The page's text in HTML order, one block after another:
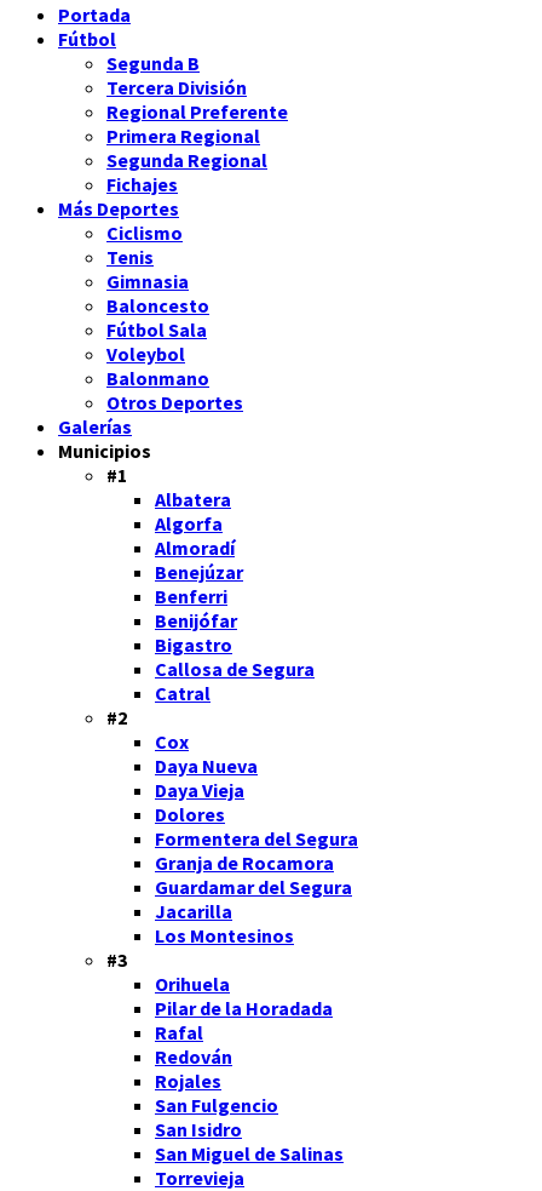
Portada
Fútbol
Segunda B
Tercera División
Regional Preferente
Primera Regional
Segunda Regional
Fichajes
Más Deportes
Ciclismo
Tenis
Gimnasia
Baloncesto
Fútbol Sala
Voleybol
Balonmano
Otros Deportes
Galerías
Municipios
#1
Albatera
Algorfa
Almoradí
Benejúzar
Benferri
Benijófar
Bigastro
Callosa de Segura
Catral
#2
Cox
Daya Nueva
Daya Vieja
Dolores
Formentera del Segura
Granja de Rocamora
Guardamar del Segura
Jacarilla
Los Montesinos
#3
Orihuela
Pilar de la Horadada
Rafal
Redován
Rojales
San Fulgencio
San Isidro
San Miguel de Salinas
Torrevieja